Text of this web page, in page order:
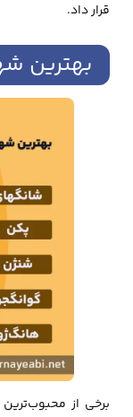
قرار داد.
بهترین
برخی از محبوب‌ترین